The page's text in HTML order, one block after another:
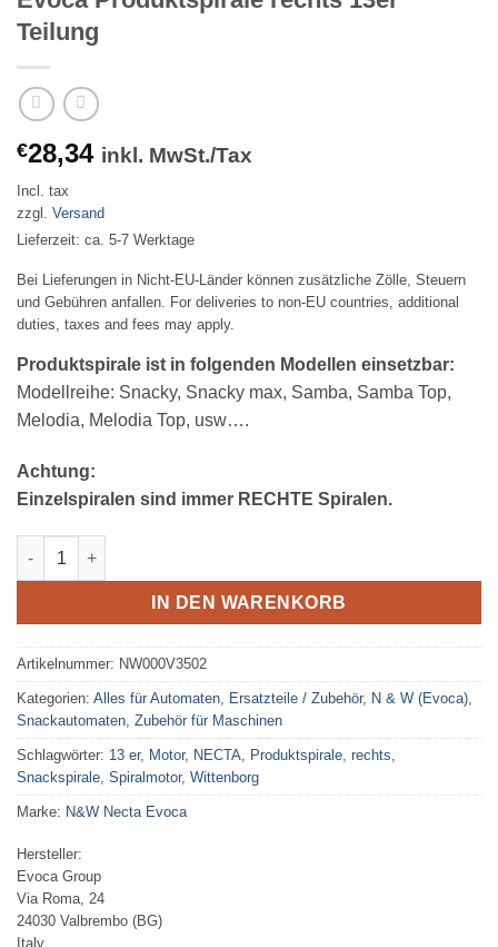
Teilung
€28,34 inkl. MwSt./Tax
Incl. tax
zzgl. Versand
Lieferzeit: ca. 5-7 Werktage
Bei Lieferungen in Nicht-EU-Länder können zusätzliche Zölle, Steuern
und Gebühren anfallen. For deliveries to non-EU countries, additional
duties, taxes and fees may apply.
Produktspirale ist in folgenden Modellen einsetzbar:
Modellreihe: Snacky, Snacky max, Samba, Samba Top,
Melodia, Melodia Top, usw….
Achtung:
Einzelspiralen sind immer RECHTE Spiralen.
Evoca Produktspirale rechts 13er Teilung Menge
IN DEN WARENKORB
Artikelnummer: NW000V3502
Kategorien: Alles für Automaten, Ersatzteile / Zubehör, N & W (Evoca),
Snackautomaten, Zubehör für Maschinen
Schlagwörter: 13 er, Motor, NECTA, Produktspirale, rechts,
Snackspirale, Spiralmotor, Wittenborg
Marke: N&W Necta Evoca
Hersteller:
Evoca Group
Via Roma, 24
24030 Valbrembo (BG)
Italy